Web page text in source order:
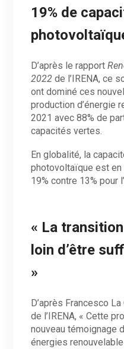
19% de
D’après le rapport
2022 de l’IRENA, ce
ont dominé ces
production d’énergie
2021 avec 88% de
capacités vertes.
En globalité, la
photovoltaïque est
19% contre 13% pour
« La
loin d’être
»
D’après Francesco
de l’IRENA, « Cette
nouveau témoignage
énergies